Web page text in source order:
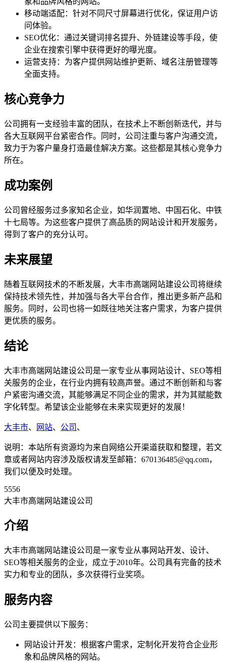
移动端适配：针对不同尺寸屏幕进行优化，保证用户访
问体验。
SEO优化：通过关键词排名提升、外链建设等手段，使
企业在搜索引擎中获得更好的曝光度。
运营支持：为客户提供网站维护更新、域名注册管理等
全面支持。
核心竞争力
公司拥有一支经验丰富的团队，在技术上不断创新迭代，并与
各大互联网平台紧密合作。同时，公司注重与客户沟通交流，
致力于为客户量身打造最佳解决方案。这些都是其核心竞争力
所在。
成功案例
公司曾经服务过多家知名企业，如华润置地、中国石化、中铁
十七局等。为这些客户提供了高品质的网站设计和开发服务，
得到了客户的充分认可。
未来展望
随着互联网技术的不断发展，大丰市高端网站建设公司将继续
保持技术领先性，并加强与各大平台合作，推出更多新产品和
服务。同时，公司也将一如既往地关注客户需求，为客户提供
更优质的服务。
结论
大丰市高端网站建设公司是一家专业从事网站设计、SEO等相
关服务的企业，在行业内拥有较高声誉。通过不断创新和与客
户紧密沟通交流，其能够满足不同企业的需求，并为其赋能数
字化转型。希望该企业能够在未来实现更好的发展！
大丰市、 网站、 公司 、
说明：本站所有资源均为来自网络公开渠道获取和整理，若文
章或者网站内容涉及版权请发至邮箱：670136485@qq.com，
我们以便及时处理。
5556
大丰市高端网站建设公司
介绍
大丰市高端网站建设公司是一家专业从事网站开发、设计、
SEO等相关服务的企业，成立于2010年。公司具有完备的技术
实力和专业的团队，多次获得行业奖项。
服务内容
公司主要提供以下服务：
网站设计开发：根据客户需求，定制化开发符合企业形
象和品牌风格的网站。